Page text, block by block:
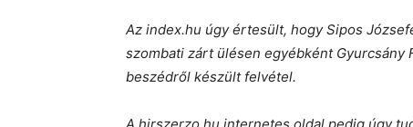
Az index.hu úgy értesült, hogy Sipos
szombati zárt ülésen egyébként
beszédről készült felvétel.